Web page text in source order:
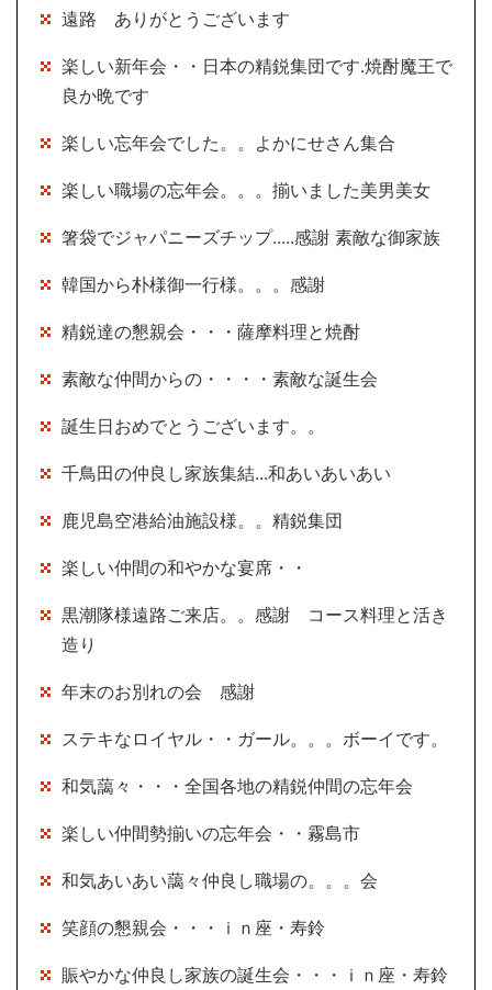
遠路 ありがとうございます
楽しい新年会・・日本の精鋭集団です.焼酎魔王で
良か晩です
楽しい忘年会でした。。よかにせさん集合
楽しい職場の忘年会。。。揃いました美男美女
箸袋でジャパニーズチップ.....感謝 素敵な御家族
韓国から朴様御一行様。。。感謝
精鋭達の懇親会・・・薩摩料理と焼酎
素敵な仲間からの・・・・素敵な誕生会
誕生日おめでとうございます。。
千鳥田の仲良し家族集結...和あいあいあい
鹿児島空港給油施設様。。精鋭集団
楽しい仲間の和やかな宴席・・
黒潮隊様遠路ご来店。。感謝 コース料理と活き
造り
年末のお別れの会 感謝
ステキなロイヤル・・ガール。。。ボーイです。
和気藹々・・・全国各地の精鋭仲間の忘年会
楽しい仲間勢揃いの忘年会・・霧島市
和気あいあい藹々仲良し職場の。。。会
笑顔の懇親会・・・ｉｎ座・寿鈴
賑やかな仲良し家族の誕生会・・・ｉｎ座・寿鈴